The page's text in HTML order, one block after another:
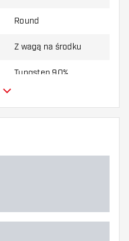
Round
Z wagą na środku
Tungsten 90%